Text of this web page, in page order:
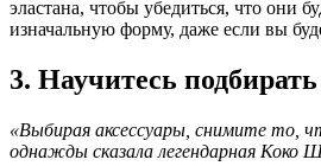
эластана, чтобы убедиться, что они
изначальную форму, даже если вы
3. Научитесь
«Выбирая аксессуары, снимите то,
однажды сказала легендарная Коко